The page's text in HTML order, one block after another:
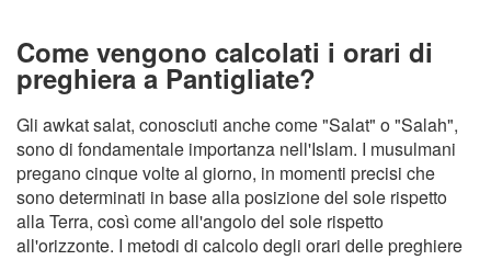
Come vengono calcolati i orari di
preghiera a Pantigliate?
Gli awkat salat, conosciuti anche come "Salat" o "Salah",
sono di fondamentale importanza nell'Islam. I musulmani
pregano cinque volte al giorno, in momenti precisi che
sono determinati in base alla posizione del sole rispetto
alla Terra, così come all'angolo del sole rispetto
all'orizzonte. I metodi di calcolo degli orari delle preghiere